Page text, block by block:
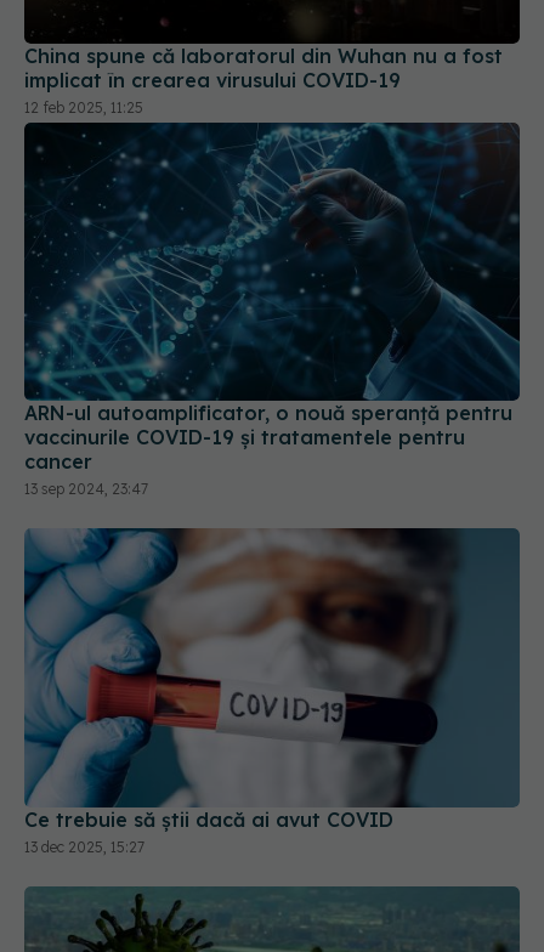
China spune că laboratorul din Wuhan nu a fost
implicat în crearea virusului COVID-19
12 feb 2025, 11:25
ARN-ul autoamplificator, o nouă speranță pentru
vaccinurile COVID-19 și tratamentele pentru
cancer
13 sep 2024, 23:47
Ce trebuie să știi dacă ai avut COVID
13 dec 2025, 15:27